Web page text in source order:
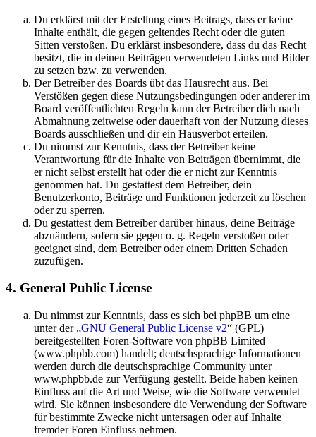
Du erklärst mit der Erstellung eines Beitrags, dass er keine
Inhalte enthält, die gegen geltendes Recht oder die guten
Sitten verstoßen. Du erklärst insbesondere, dass du das Recht
besitzt, die in deinen Beiträgen verwendeten Links und Bilder
zu setzen bzw. zu verwenden.
Der Betreiber des Boards übt das Hausrecht aus. Bei
Verstößen gegen diese Nutzungsbedingungen oder anderer im
Board veröffentlichten Regeln kann der Betreiber dich nach
Abmahnung zeitweise oder dauerhaft von der Nutzung dieses
Boards ausschließen und dir ein Hausverbot erteilen.
Du nimmst zur Kenntnis, dass der Betreiber keine
Verantwortung für die Inhalte von Beiträgen übernimmt, die
er nicht selbst erstellt hat oder die er nicht zur Kenntnis
genommen hat. Du gestattest dem Betreiber, dein
Benutzerkonto, Beiträge und Funktionen jederzeit zu löschen
oder zu sperren.
Du gestattest dem Betreiber darüber hinaus, deine Beiträge
abzuändern, sofern sie gegen o. g. Regeln verstoßen oder
geeignet sind, dem Betreiber oder einem Dritten Schaden
zuzufügen.
4. General Public License
Du nimmst zur Kenntnis, dass es sich bei phpBB um eine
unter der „GNU General Public License v2“ (GPL)
bereitgestellten Foren-Software von phpBB Limited
(www.phpbb.com) handelt; deutschsprachige Informationen
werden durch die deutschsprachige Community unter
www.phpbb.de zur Verfügung gestellt. Beide haben keinen
Einfluss auf die Art und Weise, wie die Software verwendet
wird. Sie können insbesondere die Verwendung der Software
für bestimmte Zwecke nicht untersagen oder auf Inhalte
fremder Foren Einfluss nehmen.